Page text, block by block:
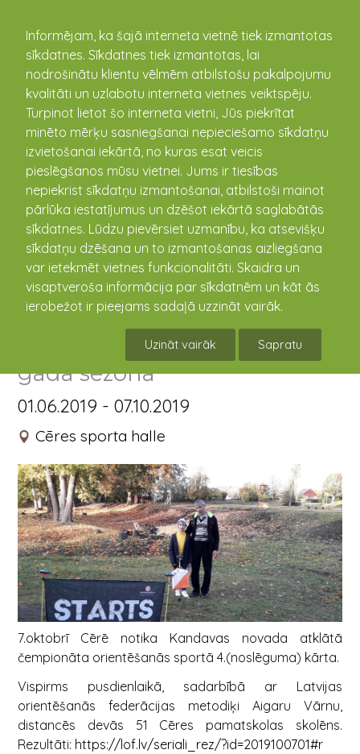
Informējam, ka šajā interneta vietnē tiek izmantotas
sīkdatnes. Sīkdatnes tiek izmantotas, lai
nodrošinātu klientu vēlmēm atbilstošu pakalpojumu
kvalitāti un uzlabotu interneta vietnes veiktspēju.
Turpinot lietot šo interneta vietni, Jūs piekrītat
minēto mērķu sasniegšanai nepieciešamo sīkdatņu
izvietošanai iekārtā, no kuras esat veicis
pieslēgšanos mūsu vietnei. Jums ir tiesības
nepiekrist sīkdatņu izmantošanai, atbilstoši mainot
pārlūka iestatījumus un dzēšot iekārtā saglabātās
sīkdatnes. Lūdzu pievērsiet uzmanību, ka atsevišķu
sīkdatņu dzēšana un to izmantošanas aizliegšana
var ietekmēt vietnes funkcionalitāti. Skaidra un
visaptveroša informācija par sīkdatnēm un kāt ās
ierobežot ir pieejams sadaļā uzzināt vairāk.
Uzināt vairāk Sapratu
kandava.lv
PASĀKUMU
KALENDĀRS
Noslēgusies Kandavas
novada atklātā čempionāta
orientēšanās sportā 2019.
gada sezona
01.06.2019 - 07.10.2019
Cēres sporta halle
7.oktobrī Cērē notika Kandavas novada atklātā
čempionāta orientēšanās sportā 4.(noslēguma) kārta.
Vispirms pusdienlaikā, sadarbībā ar Latvijas
orientēšanās federācijas metodiķi Aigaru Vārnu,
distancēs devās 51 Cēres pamatskolas skolēns.
Rezultāti: https://lof.lv/seriali_rez/?id=2019100701#r